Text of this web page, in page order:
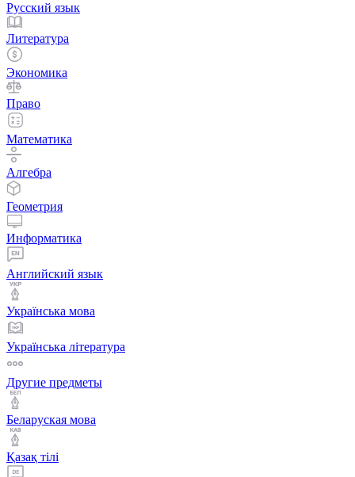
Русский язык
Литература
Экономика
Право
Математика
Алгебра
Геометрия
Информатика
Английский язык
Українська мова
Українська література
Другие предметы
Беларуская мова
Қазақ тiлi